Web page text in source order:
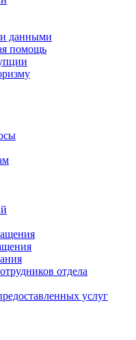
данными
помощь
отдела
услуг